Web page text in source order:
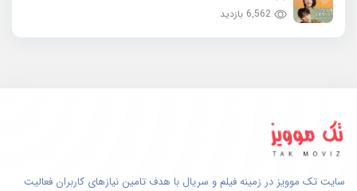
6,562 بازدید
سایت تک موویز در زمینه فیلم و سریال با هدف تامین نیازهای کاربران فعالیت